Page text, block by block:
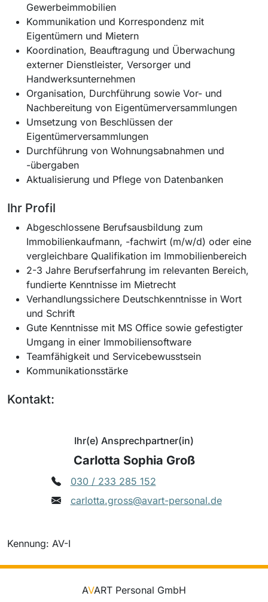
Gewerbeimmobilien
Kommunikation und Korrespondenz mit
Eigentümern und Mietern
Koordination, Beauftragung und Überwachung
externer Dienstleister, Versorger und
Handwerksunternehmen
Organisation, Durchführung sowie Vor- und
Nachbereitung von Eigentümerversammlungen
Umsetzung von Beschlüssen der
Eigentümerversammlungen
Durchführung von Wohnungsabnahmen und
-übergaben
Aktualisierung und Pflege von Datenbanken
Ihr Profil
Abgeschlossene Berufsausbildung zum
Immobilienkaufmann, -fachwirt (m/w/d) oder eine
vergleichbare Qualifikation im Immobilienbereich
2-3 Jahre Berufserfahrung im relevanten Bereich,
fundierte Kenntnisse im Mietrecht
Verhandlungssichere Deutschkenntnisse in Wort
und Schrift
Gute Kenntnisse mit MS Office sowie gefestigter
Umgang in einer Immobiliensoftware
Teamfähigkeit und Servicebewusstsein
Kommunikationsstärke
Kontakt:
Ihr(e) Ansprechpartner(in)
Carlotta Sophia Groß
030 / 233 285 152
carlotta.gross@avart-personal.de
Kennung: AV-I
AVART Personal GmbH